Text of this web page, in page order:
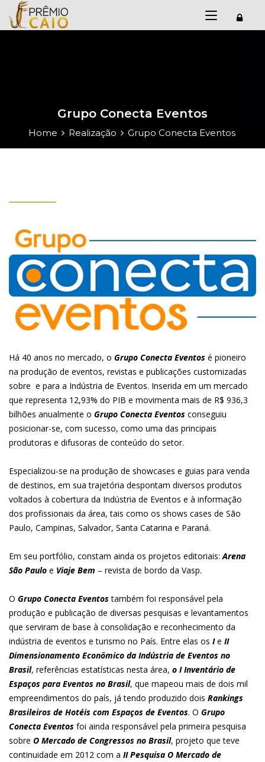
Grupo Conecta Eventos
Home Realização Grupo Conecta Eventos
Há 40 anos no mercado, o Grupo Conecta Eventos é pioneiro
na produção de eventos, revistas e publicações customizadas
sobre e para a Indústria de Eventos. Inserida em um mercado
que representa 12,93% do PIB e movimenta mais de R$ 936,3
bilhões anualmente o Grupo Conecta Eventos conseguiu
posicionar-se, com sucesso, como uma das principais
produtoras e difusoras de conteúdo do setor.
Especializou-se na produção de showcases e guias para venda
de destinos, em sua trajetória despontam diversos produtos
voltados à cobertura da Indústria de Eventos e à informação
dos profissionais da área, tais como os shows cases de São
Paulo, Campinas, Salvador, Santa Catarina e Paraná.
Em seu portfólio, constam ainda os projetos editoriais:Arena
São Paulo e Viaje Bem – revista de bordo da Vasp.
O Grupo Conecta Eventostambém foi responsável pela
produção e publicação de diversas pesquisas e levantamentos
que serviram de base à consolidação e reconhecimento da
indústria de eventos e turismo no País. Entre elas os Ie II
Dimensionamento Econômico da Indústria de Eventos no
Brasil, referências estatísticas nesta área, o I Inventário de
Espaços para Eventos no Brasil, que mapeou mais de dois mil
empreendimentos do país, já tendo produzido dois Rankings
Brasileiros de Hotéis com Espaços de Eventos. O Grupo
Conecta Eventos foi ainda responsável pela primeira pesquisa
sobre O Mercado de Congressos no Brasil, projeto que teve
continuidade em 2012 com a II Pesquisa O Mercado de